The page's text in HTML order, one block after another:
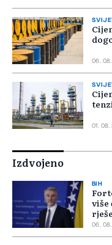
06.
01. 08.
Izdvojeno
BIH
više
06.